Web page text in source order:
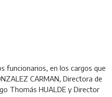
funcionarios, en los cargos que
CARMAN, Directora de
Thomás HUALDE y Director